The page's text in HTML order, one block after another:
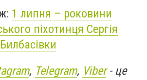
1 липня – роковини
піхотинця Сергія
, Telegram, Viber- це